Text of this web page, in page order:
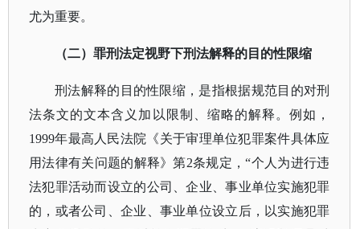
尤为重要。
（二）罪刑法定视野下刑法解释的目的性限缩
刑法解释的目的性限缩，是指根据规范目的对刑
法条文的文本含义加以限制、缩略的解释。例如，
1999年最高人民法院《关于审理单位犯罪案件具体应
用法律有关问题的解释》第2条规定，“个人为进行违
法犯罪活动而设立的公司、企业、事业单位实施犯罪
的，或者公司、企业、事业单位设立后，以实施犯罪